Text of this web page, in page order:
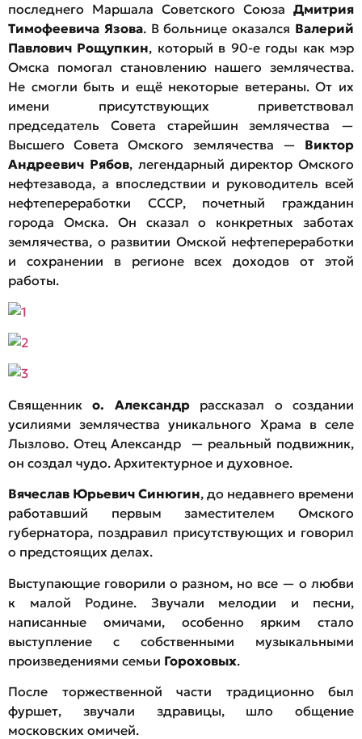
последнего Маршала Советского Союза Дмитрия
Тимофеевича Язова. В больнице оказался Валерий
Павлович Рощупкин, который в 90-е годы как мэр
Омска помогал становлению нашего землячества.
Не смогли быть и ещё некоторые ветераны. От их
имени присутствующих приветствовал
председатель Совета старейшин землячества —
Высшего Совета Омского землячества — Виктор
Андреевич Рябов, легендарный директор Омского
нефтезавода, а впоследствии и руководитель всей
нефтепереработки СССР, почетный гражданин
города Омска. Он сказал о конкретных заботах
землячества, о развитии Омской нефтепереработки
и сохранении в регионе всех доходов от этой
работы.
Священнико. Александррассказал о создании
усилиями землячества уникального Храма в селе
Лызлово. Отец Александр — реальный подвижник,
он создал чудо. Архитектурное и духовное.
Вячеслав Юрьевич Синюгин, до недавнего времени
работавший первым заместителем Омского
губернатора, поздравил присутствующих и говорил
о предстоящих делах.
Выступающие говорили о разном, но все — о любви
к малой Родине. Звучали мелодии и песни,
написанные омичами, особенно ярким стало
выступление с собственными музыкальными
произведениями семьи Гороховых.
После торжественной части традиционно был
фуршет, звучали здравицы, шло общение
московских омичей.